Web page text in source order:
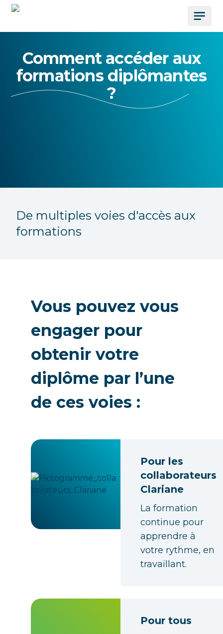
Comment accéder aux
formations diplômantes
?
De multiples voies d'accès aux
formations
Vous pouvez vous
engager pour
obtenir votre
diplôme par l’une
de ces voies :
Pour les
collaborateurs
Clariane
La formation
continue pour
apprendre à
votre rythme, en
travaillant.
Pour tous